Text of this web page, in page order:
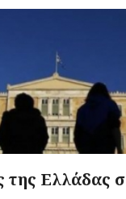
της Ελλάδας